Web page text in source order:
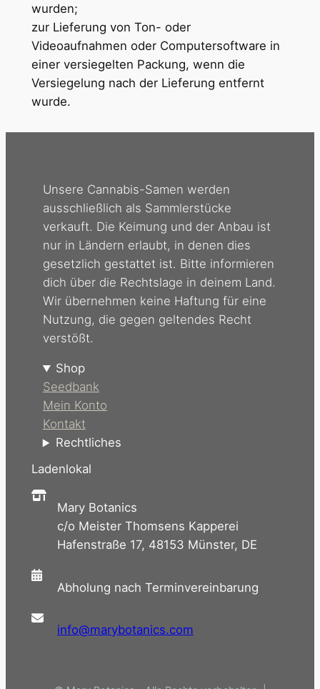
wurden;
zur Lieferung von Ton- oder
Videoaufnahmen oder Computersoftware in
einer versiegelten Packung, wenn die
Versiegelung nach der Lieferung entfernt
wurde.
Unsere Cannabis-Samen werden
ausschließlich als Sammlerstücke
verkauft. Die Keimung und der Anbau ist
nur in Ländern erlaubt, in denen dies
gesetzlich gestattet ist. Bitte informieren
dich über die Rechtslage in deinem Land.
Wir übernehmen keine Haftung für eine
Nutzung, die gegen geltendes Recht
verstößt.
Shop
Seedbank
Mein Konto
Kontakt
Rechtliches
Ladenlokal
Mary Botanics
c/o Meister Thomsens Kapperei
Hafenstraße 17, 48153 Münster, DE
Abholung nach Terminvereinbarung
info@marybotanics.com